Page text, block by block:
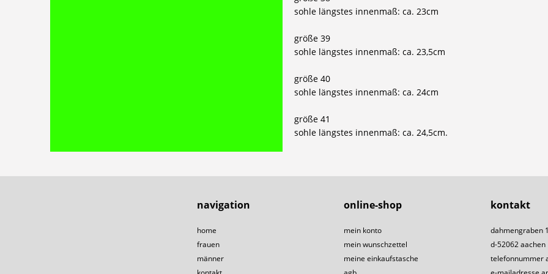
sohle längstes innenmaß: ca. 23cm
größe 39
sohle längstes innenmaß: ca. 23,5cm
größe 40
sohle längstes innenmaß: ca. 24cm
größe 41
sohle längstes innenmaß: ca. 24,5cm.
navigation
home
frauen
männer
online-shop
mein konto
mein wunschzettel
meine einkaufstasche
kontakt
dahmengraben 1
d-52062 aachen
telefonnummer